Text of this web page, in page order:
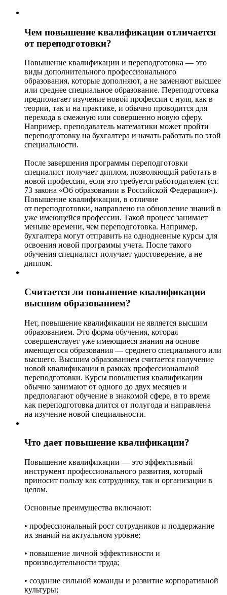
Чем повышение квалификации отличается
от переподготовки?
Повышение квалификации и переподготовка — это
виды дополнительного профессионального
образования, которые дополняют, а не заменяют высшее
или среднее специальное образование. Переподготовка
предполагает изучение новой профессии с нуля, как в
теории, так и на практике, и обычно проводится для
перехода в смежную или совершенно новую сферу.
Например, преподаватель математики может пройти
переподготовку на бухгалтера и начать работать по этой
специальности.
После завершения программы переподготовки
специалист получает диплом, позволяющий работать в
новой профессии, если это требуется работодателем (ст.
73 закона «Об образовании в Российской Федерации»).
Повышение квалификации, в отличие
от переподготовки, направлено на обновление знаний в
уже имеющейся профессии. Такой процесс занимает
меньше времени, чем переподготовка. Например,
бухгалтера могут отправить на однодневные курсы для
освоения новой программы учета. После такого
обучения специалист получает удостоверение, а не
диплом.
Считается ли повышение квалификации
высшим образованием?
Нет, повышение квалификации не является высшим
образованием. Это форма обучения, которая
совершенствует уже имеющиеся знания на основе
имеющегося образования — среднего специального или
высшего. Высшим образованием считается получение
новой квалификации в рамках профессиональной
переподготовки. Курсы повышения квалификации
обычно занимают от одного до двух месяцев и
предполагают обучение в знакомой сфере, в то время
как переподготовка длится от полугода и направлена
на изучение новой специальности.
Что дает повышение квалификации?
Повышение квалификации — это эффективный
инструмент профессионального развития, который
приносит пользу как сотруднику, так и организации в
целом.
Основные преимущества включают:
• профессиональный рост сотрудников и поддержание
их знаний на актуальном уровне;
• повышение личной эффективности и
производительности труда;
• создание сильной команды и развитие корпоративной
культуры;